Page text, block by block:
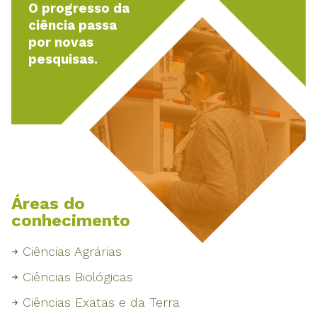
O progresso da
ciência passa
por novas
pesquisas.
Áreas do
conhecimento
Ciências Agrárias
Ciências Biológicas
Ciências Exatas e da Terra